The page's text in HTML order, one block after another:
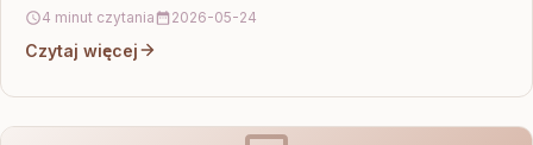
4 minut czytania 2026-05-24
Czytaj więcej